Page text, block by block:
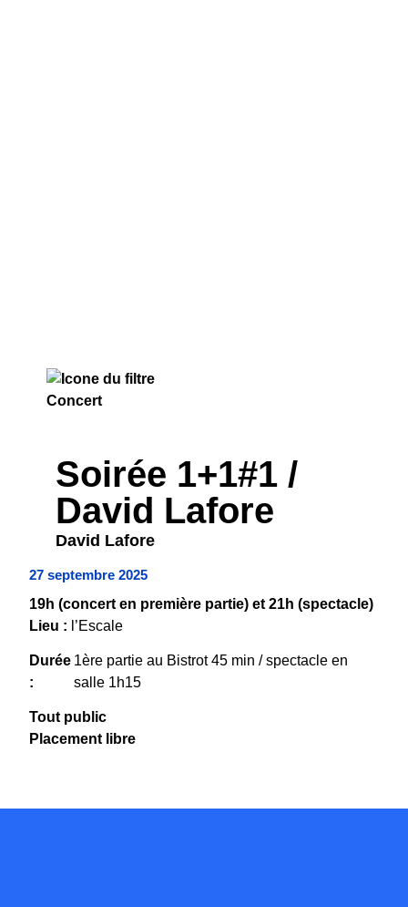
Soirée 1+1#1 /
David Lafore
David Lafore
27 septembre 2025
19h (concert en première partie) et 21h (spectacle)
Lieu : l’Escale
Durée
:
1ère partie au Bistrot 45 min / spectacle en
salle 1h15
Tout public
Placement libre